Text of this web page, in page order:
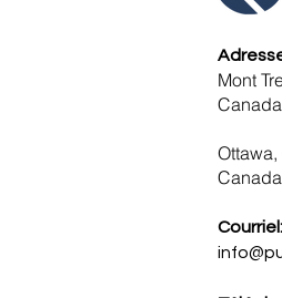
Mont
Canada
​Canada
Courriel: